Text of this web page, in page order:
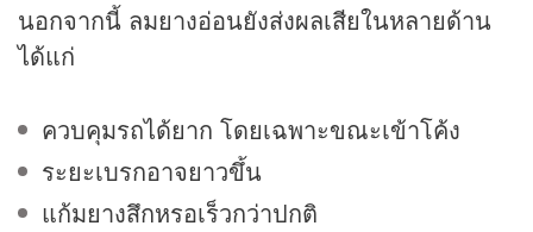
นอกจากนี้ ลมยางอ่อนยังส่งผลเสียในหลายด้าน
ได้แก่
ควบคุมรถได้ยาก โดยเฉพาะขณะเข้าโค้ง
ระยะเบรกอาจยาวขึ้น
แก้มยางสึกหรอเร็วกว่าปกติ